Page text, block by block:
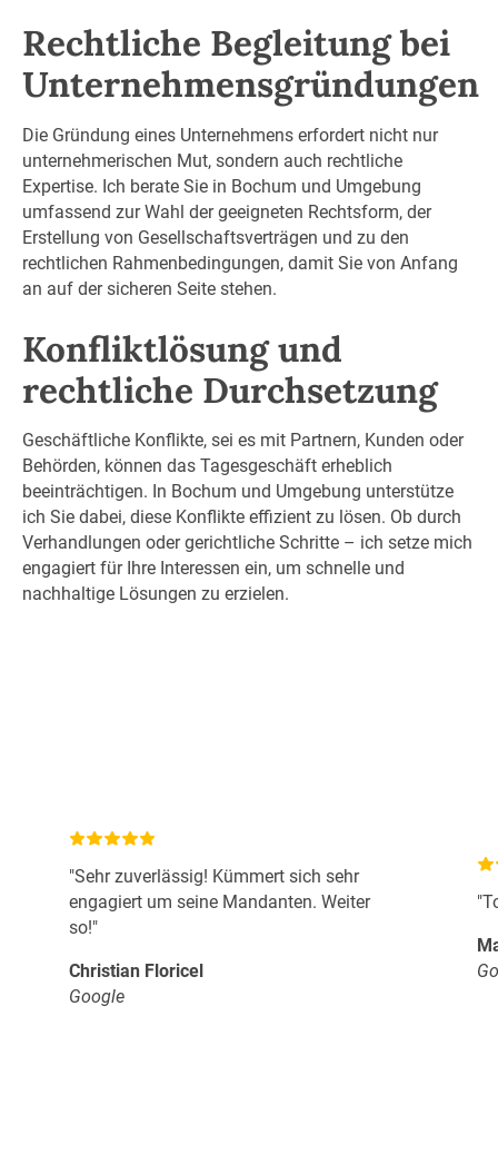
Rechtliche Begleitung bei
Unternehmensgründungen
Die Gründung eines Unternehmens erfordert nicht nur
unternehmerischen Mut, sondern auch rechtliche
Expertise. Ich berate Sie in Bochum und Umgebung
umfassend zur Wahl der geeigneten Rechtsform, der
Erstellung von Gesellschaftsverträgen und zu den
rechtlichen Rahmenbedingungen, damit Sie von Anfang
an auf der sicheren Seite stehen.
Konfliktlösung und
rechtliche Durchsetzung
Geschäftliche Konflikte, sei es mit Partnern, Kunden oder
Behörden, können das Tagesgeschäft erheblich
beeinträchtigen. In Bochum und Umgebung unterstütze
ich Sie dabei, diese Konflikte effizient zu lösen. Ob durch
Verhandlungen oder gerichtliche Schritte – ich setze mich
engagiert für Ihre Interessen ein, um schnelle und
nachhaltige Lösungen zu erzielen.
"Sehr zuverlässig! Kümmert sich sehr
engagiert um seine Mandanten. Weiter
so!"
Christian Floricel
Google